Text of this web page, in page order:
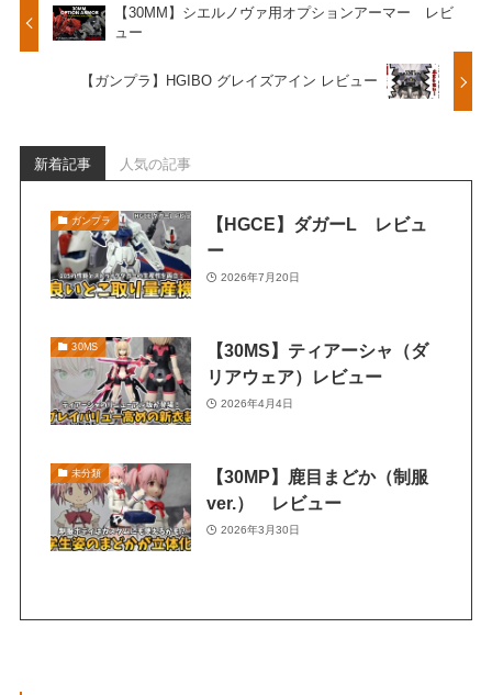
【30MM】シエルノヴァ用オプションアーマー レビ
ュー
【ガンプラ】HGIBO グレイズアイン レビュー
新着記事 人気の記事
ガンプラ
【HGCE】ダガーL レビュ
ー
2026年7月20日
30MS
【30MS】ティアーシャ（ダ
リアウェア）レビュー
2026年4月4日
未分類
【30MP】鹿目まどか（制服
ver.） レビュー
2026年3月30日